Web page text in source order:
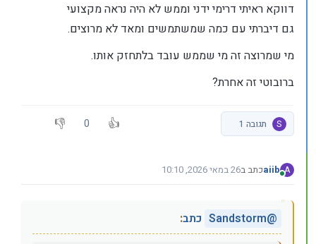
דווקא ראיתי דרימי ידני וממש לא היה נראה מקצועי
גם דיברתי עם כמה שמשתמשים ומאד לא מרוצים.
מי שמרוצה זה מי שממש עובד בלתחזק אותו.
ברובוטי זה אחרת?
S תגובה 1 0
A
מחובר
aiibכתב ב26 במאי 2026, 10:10
נערך לאחרונה על ידי
@
Sandstorm כתב: